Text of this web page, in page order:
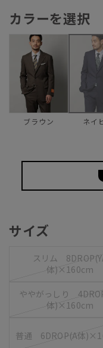
カラーを選択
ブラウン ネイ
サイズ
スリム
体)×160cm
ややがっしり
体)×160cm
普通 6DROP(A体